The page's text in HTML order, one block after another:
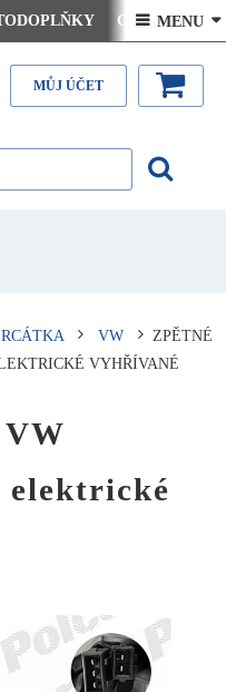
Ceny doručení
Články - návody Kontakt
 MENU 
MŮJ ÚČET
VW
ZPĚTNÉ
VYHŘÍVANÉ
elektrické